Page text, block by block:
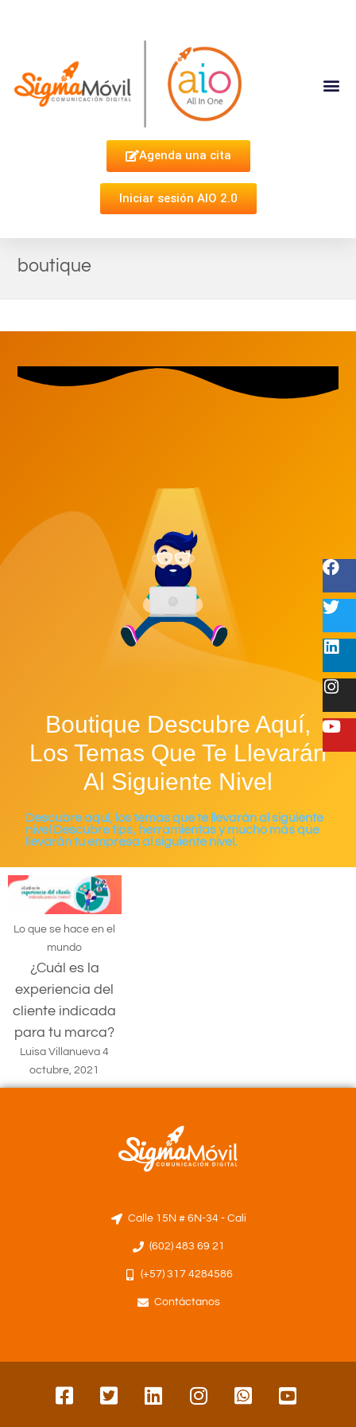
Agenda una cita
Iniciar sesión AIO 2.0
boutique
Boutique Descubre Aquí,
Los Temas Que Te Llevarán
Al Siguiente Nivel
Descubre aquí, los temas que te llevarán al siguiente
nivel Descubre tips, herramientas y mucho más que
llevarán tu empresa al siguiente nivel.
Lo que se hace en el
mundo
¿Cuál es la
experiencia del
cliente indicada
para tu marca?
Luisa Villanueva4
octubre, 2021
Calle 15N # 6N-34 - Cali
(602) 483 69 21
(+57) 317 4284586
Contáctanos